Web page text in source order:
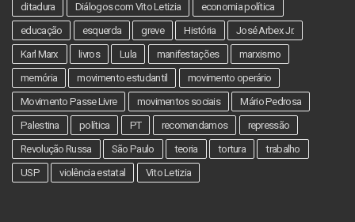
ditadura
Diálogos com Vito Letizia
economia política
educação
esquerda greve História
José Arbex Jr.
Karl Marx
livros Lula manifestações
marxismo
memória
movimento estudantil
movimento operário
Movimento Passe Livre
movimentos sociais
Mário Pedrosa
Palestina
política PT recomendamos
repressão
Revolução Russa
São Paulo teoria tortura
trabalho
USP
violência estatal Vito Letizia